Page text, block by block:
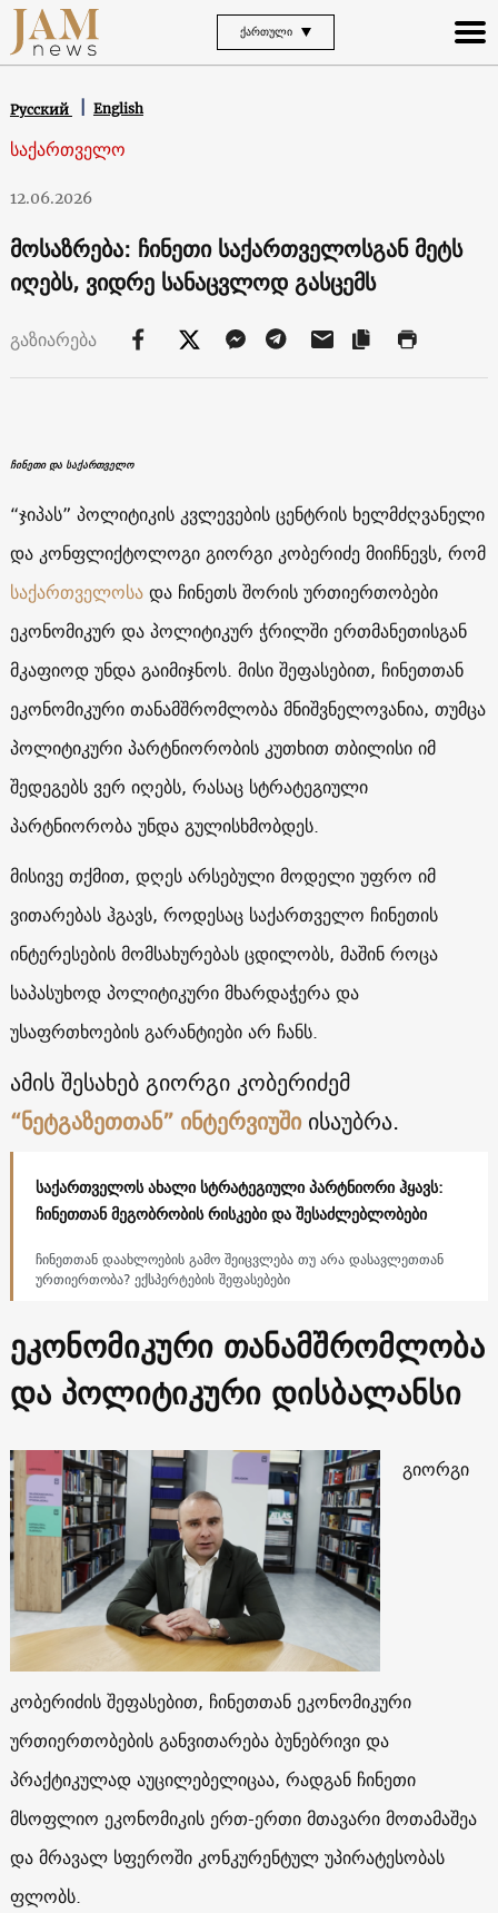
ᲥᲐᲠᲗᲣᲚᲘ
Русский English
საქართველო
12.06.2026
მოსაზრება: ჩინეთი საქართველოსგან მეტს
იღებს, ვიდრე სანაცვლოდ გასცემს
გაზიარება
ჩინეთი და საქართველო
“ჯიპას” პოლიტიკის კვლევების ცენტრის ხელმძღვანელი
და კონფლიქტოლოგი გიორგი კობერიძე მიიჩნევს, რომ
საქართველოსადა ჩინეთს შორის ურთიერთობები
ეკონომიკურ და პოლიტიკურ ჭრილში ერთმანეთისგან
მკაფიოდ უნდა გაიმიჯნოს. მისი შეფასებით, ჩინეთთან
ეკონომიკური თანამშრომლობა მნიშვნელოვანია, თუმცა
პოლიტიკური პარტნიორობის კუთხით თბილისი იმ
შედეგებს ვერ იღებს, რასაც სტრატეგიული
პარტნიორობა უნდა გულისხმობდეს.
მისივე თქმით, დღეს არსებული მოდელი უფრო იმ
ვითარებას ჰგავს, როდესაც საქართველო ჩინეთის
ინტერესების მომსახურებას ცდილობს, მაშინ როცა
საპასუხოდ პოლიტიკური მხარდაჭერა და
უსაფრთხოების გარანტიები არ ჩანს.
ამის შესახებ გიორგი კობერიძემ
“ნეტგაზეთთან” ინტერვიუში ისაუბრა.
საქართველოს ახალი სტრატეგიული პარტნიორი ჰყავს:
ჩინეთთან მეგობრობის რისკები და შესაძლებლობები
ჩინეთთან დაახლოების გამო შეიცვლება თუ არა დასავლეთთან
ურთიერთობა? ექსპერტების შეფასებები
ეკონომიკური თანამშრომლობა
და პოლიტიკური დისბალანსი
გიორგი
კობერიძის შეფასებით, ჩინეთთან ეკონომიკური
ურთიერთობების განვითარება ბუნებრივი და
პრაქტიკულად აუცილებელიცაა, რადგან ჩინეთი
მსოფლიო ეკონომიკის ერთ-ერთი მთავარი მოთამაშეა
და მრავალ სფეროში კონკურენტულ უპირატესობას
ფლობს.